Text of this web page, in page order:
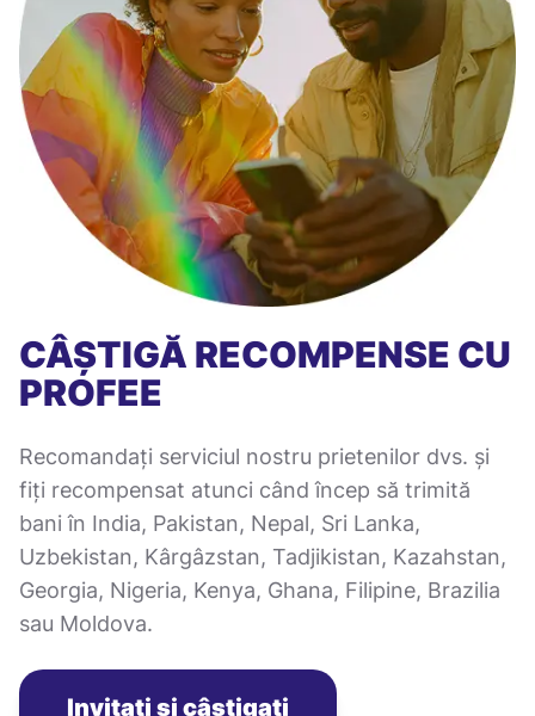
CÂȘTIGĂ RECOMPENSE CU
PROFEE
Recomandați serviciul nostru prietenilor dvs. și
fiți recompensat atunci când încep să trimită
bani în India, Pakistan, Nepal, Sri Lanka,
Uzbekistan, Kârgâzstan, Tadjikistan, Kazahstan,
Georgia, Nigeria, Kenya, Ghana, Filipine, Brazilia
sau Moldova.
Invitați și câștigați